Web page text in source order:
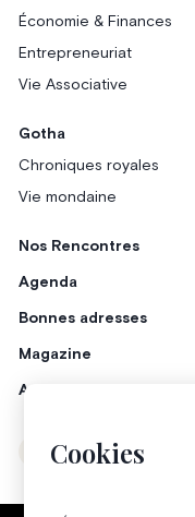
Cookies
Économie & Finances
Entrepreneuriat
Vie Associative
Gotha
Chroniques royales
Vie mondaine
Nos Rencontres
Agenda
Bonnes adresses
Magazine
Annonceurs
Instagram